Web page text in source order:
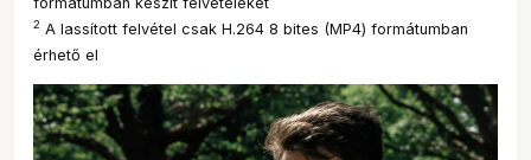
2 A lassított felvétel csak H.264 8 bites (MP4) formátumban
érhető el